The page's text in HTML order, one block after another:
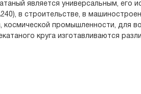
является универсальным, его
в строительстве, в
промышленности, для
круга изготавливаются